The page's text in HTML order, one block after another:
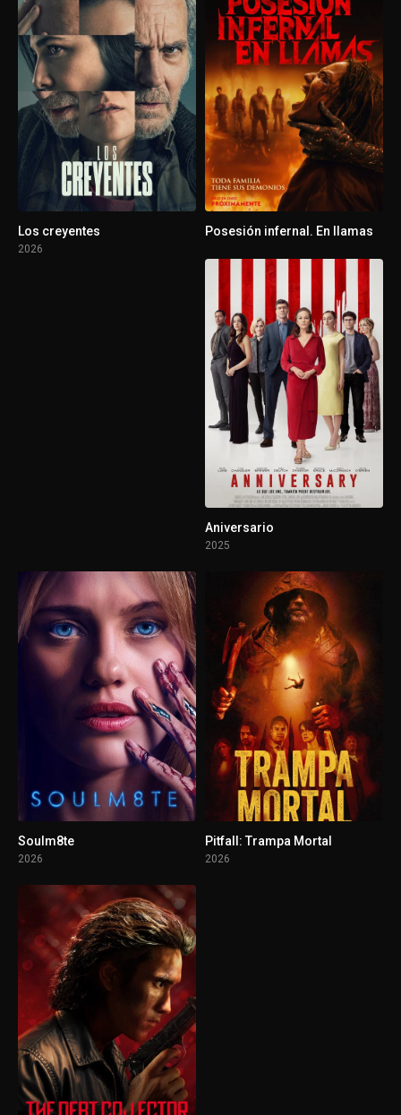
Los creyentes
2026
Posesión infernal. En llamas
Aniversario
2025
Soulm8te
2026
Pitfall: Trampa Mortal
2026